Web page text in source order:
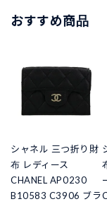
おすすめ商品
シャネル 三つ折り財
布 レディース
CHANEL AP0230
B10583 C3906 ブラ